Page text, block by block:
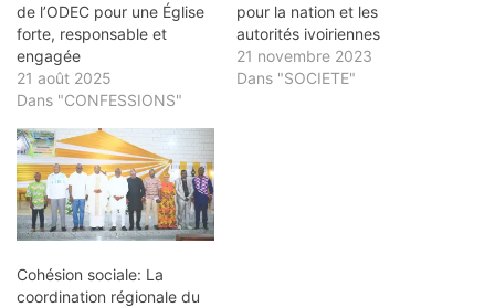
de l’ODEC pour une Église
forte, responsable et
engagée
21 août 2025
Dans "CONFESSIONS"
pour la nation et les
autorités ivoiriennes
21 novembre 2023
Dans "SOCIETE"
Cohésion sociale: La
coordination régionale du